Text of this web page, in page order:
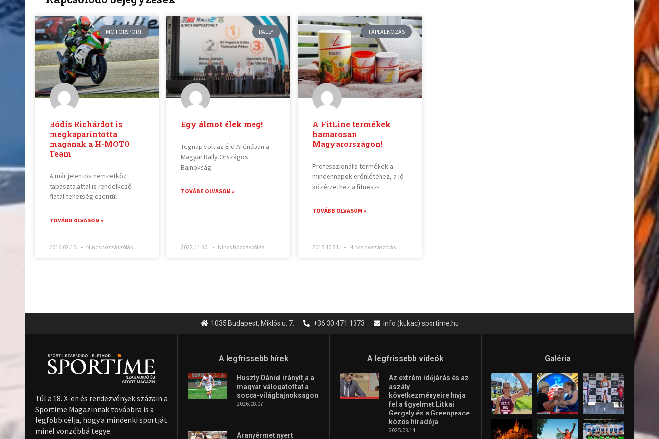
MOTORSPORT
Bódis Richárdot is
megkaparintotta
magának a H-MOTO
Team
A már jelentős nemzetközi
tapasztalattal is rendelkező
fiatal tehetség ezentúl
TOVÁBB OLVASOM »
2016.02.12. Nincs hozzászólás
RALLY
Egy álmot élek meg!
Tegnap volt az Érd Arénában a
Magyar Rally Országos
Bajnokság
TOVÁBB OLVASOM »
2022.11.30. Nincs hozzászólás
TÁPLÁLKOZÁS
A FitLine termékek
hamarosan
Magyarországon!
Professzionális termékek a
mindennapok erőnlétéhez, a jó
közérzethez a fitnesz-
TOVÁBB OLVASOM »
2015.10.31. Nincs hozzászólás
1035 Budapest, Miklós u. 7. +36 30 471 1373 info (kukac) sportime.hu
Túl a 18. X-en és rendezvények százain a
Sportime Magazinnak továbbra is a
legfőbb célja, hogy a mindenki sportját
minél vonzóbbá tegye.
A legfrissebb hírek
Huszty Dániel irányítja a
magyar válogatottat a
socca-világbajnokságon
2026.08.07.
Aranyérmet nyert
A legfrissebb videók
Az extrém időjárás és az
aszály
következményeire hívja
fel a figyelmet Litkai
Gergely és a Greenpeace
közös híradója
2025.08.14.
Galéria